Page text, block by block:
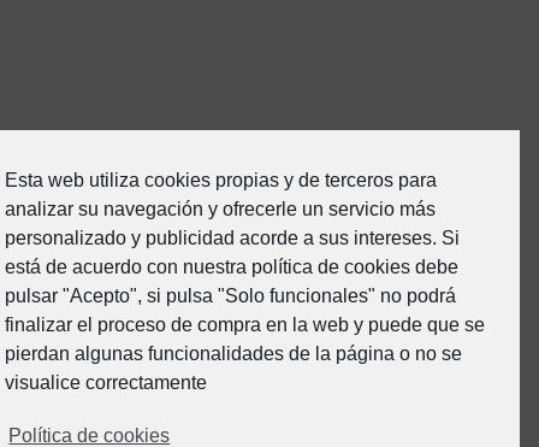
Esta web utiliza cookies propias y de terceros para
analizar su navegación y ofrecerle un servicio más
personalizado y publicidad acorde a sus intereses. Si
está de acuerdo con nuestra política de cookies debe
pulsar "Acepto", si pulsa "Solo funcionales" no podrá
finalizar el proceso de compra en la web y puede que se
pierdan algunas funcionalidades de la página o no se
visualice correctamente
Política de cookies